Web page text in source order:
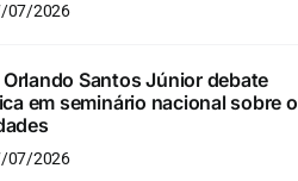
07/2026
Santos Júnior debate
em seminário nacional sobre o
07/2026